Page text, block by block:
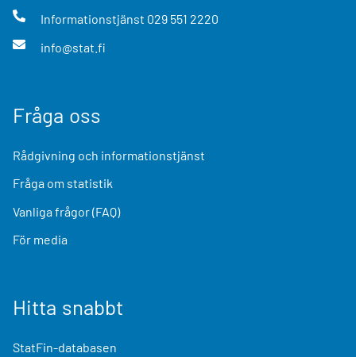
Informationstjänst 029 551 2220
info@stat.fi
Fråga oss
Rådgivning och informationstjänst
Fråga om statistik
Vanliga frågor (FAQ)
För media
Hitta snabbt
StatFin-databasen